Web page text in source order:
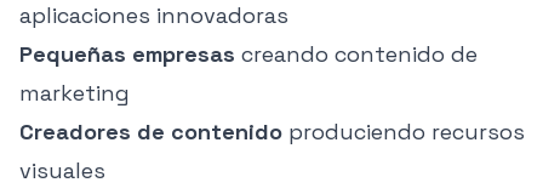
aplicaciones innovadoras
Pequeñas empresas creando contenido de
marketing
Creadores de contenido produciendo recursos
visuales